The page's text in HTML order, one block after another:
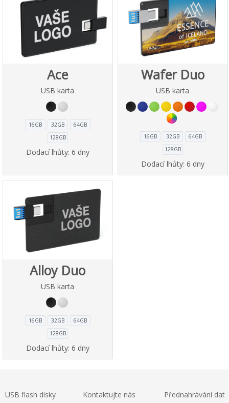
Ace
USB karta
16GB 32GB
64GB
128GB
Dodací lhůty: 6 dny
Wafer Duo
USB karta
16GB 32GB
64GB
128GB
Dodací lhůty: 6 dny
Alloy Duo
USB karta
16GB 32GB
64GB
128GB
Dodací lhůty: 6 dny
USB flash disky
Kontaktujte nás
Přednahrávání dat